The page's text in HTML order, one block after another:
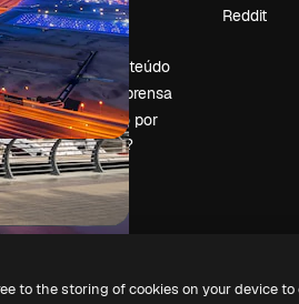
Eventos
Slidesgo
Vender conteúdo
Sala de imprensa
Procurando por
magnific.ai?
Reddit
to the storing of cookies on your device